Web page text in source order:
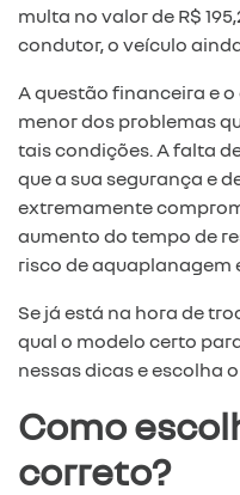
multa no valor de R$
condutor, o veículo
A questão financeira e
menor dos problemas
tais condições. A falta
que a sua segurança e
extremamente
aumento do tempo de
risco de aquaplanagem
Se já está na hora de
qual o modelo certo
nessas dicas e escolha
Como
correto?